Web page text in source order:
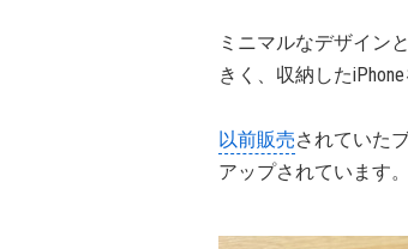
ミニマルなデザイン
きく、収納した
以前販売されていた
アップされています。